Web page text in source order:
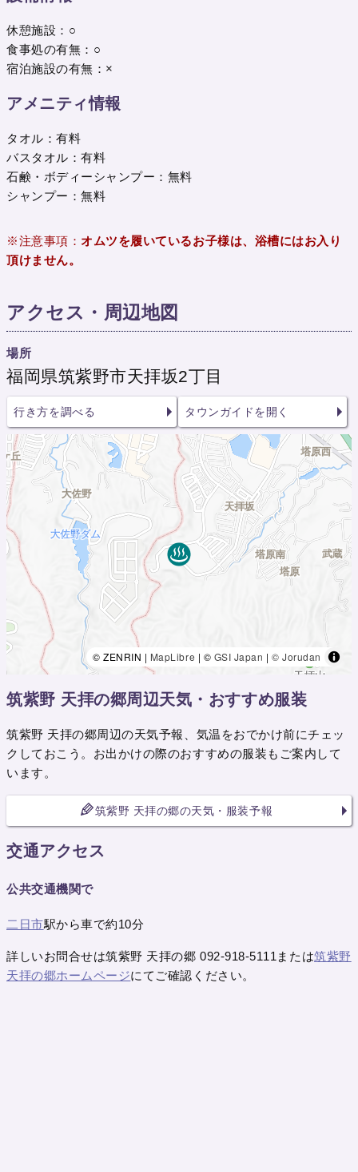
休憩施設：○
食事処の有無：○
宿泊施設の有無：×
アメニティ情報
タオル：有料
バスタオル：有料
石鹸・ボディーシャンプー：無料
シャンプー：無料
※注意事項：オムツを履いているお子様は、浴槽にはお入り
頂けません。
アクセス・周辺地図
場所
福岡県筑紫野市天拝坂2丁目
行き方を調べる タウンガイドを開く
© ZENRIN | MapLibre | © GSI Japan |© Jorudan
筑紫野 天拝の郷周辺天気・おすすめ服装
筑紫野 天拝の郷周辺の天気予報、気温をおでかけ前にチェッ
クしておこう。お出かけの際のおすすめの服装もご案内して
います。
筑紫野 天拝の郷の天気・服装予報
交通アクセス
公共交通機関で
二日市駅から車で約10分
詳しいお問合せは筑紫野 天拝の郷 092-918-5111または筑紫野
天拝の郷ホームページにてご確認ください。